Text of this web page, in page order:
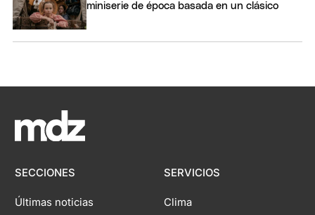
miniserie de época basada en un clásico
SECCIONES
Últimas noticias
SERVICIOS
Clima